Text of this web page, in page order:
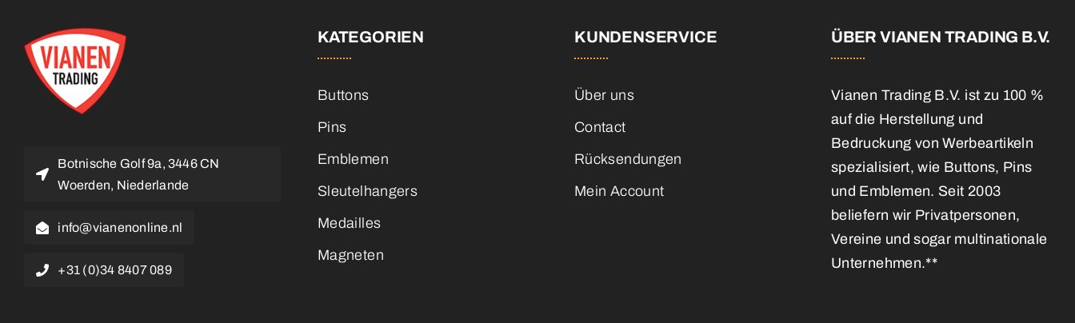
Botnische Golf 9a, 3446 CN
Woerden, Niederlande
info@vianenonline.nl
+31 (0)34 8407 089
KATEGORIEN
Buttons
Pins
Emblemen
Sleutelhangers
Medailles
Magneten
KUNDENSERVICE
Über uns
Contact
Rücksendungen
Mein Account
ÜBER VIANEN TRADING B.V.
Vianen Trading B.V. ist zu 100 %
auf die Herstellung und
Bedruckung von Werbeartikeln
spezialisiert, wie Buttons, Pins
und Emblemen. Seit 2003
beliefern wir Privatpersonen,
Vereine und sogar multinationale
Unternehmen.**